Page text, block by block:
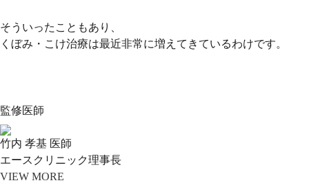
そういったこともあり、
くぼみ・こけ治療は最近非常に増えてきているわけです。
監修医師
竹内 孝基 医師
エースクリニック理事長
VIEW MORE